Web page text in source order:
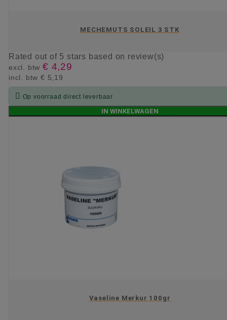
MECHEMUTS SOLEIL 3 STK
Rated out of 5 stars based on review(s)
excl. btw € 4,29
incl. btw € 5,19
 Op voorraad direct leverbaar
IN WINKELWAGEN
Vaseline Merkur 100gr